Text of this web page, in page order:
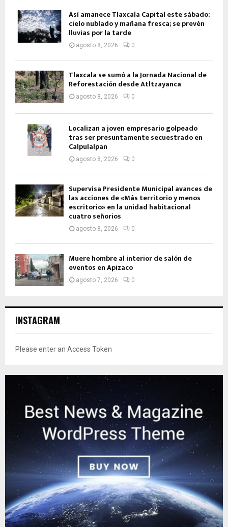
Así amanece Tlaxcala Capital este sábado:
cielo nublado y mañana fresca; se prevén
lluvias por la tarde
agosto 8, 2026 0
Tlaxcala se sumó a la Jornada Nacional de
Reforestación desde Atltzayanca
agosto 8, 2026 0
Localizan a joven empresario golpeado
tras ser presuntamente secuestrado en
Calpulalpan
agosto 8, 2026 0
Supervisa Presidente Municipal avances de
las acciones de «Más territorio y menos
escritorio» en la unidad habitacional
cuatro señorios
agosto 8, 2026 0
Muere hombre al interior de salón de
eventos en Apizaco
agosto 7, 2026 0
INSTAGRAM
Please enter an Access Token